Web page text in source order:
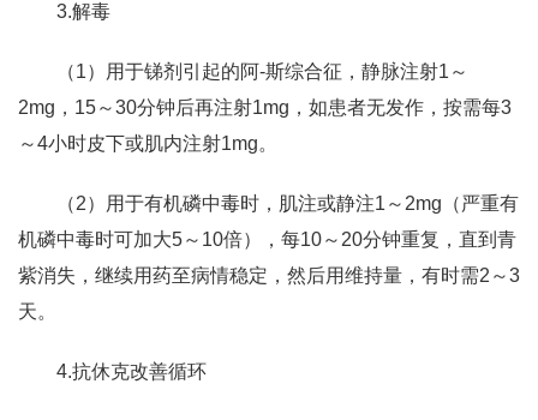
3.解毒
（1）用于锑剂引起的阿-斯综合征，静脉注射1～
2mg，15～30分钟后再注射1mg，如患者无发作，按需每3
～4小时皮下或肌内注射1mg。
（2）用于有机磷中毒时，肌注或静注1～2mg（严重有
机磷中毒时可加大5～10倍），每10～20分钟重复，直到青
紫消失，继续用药至病情稳定，然后用维持量，有时需2～3
天。
4.抗休克改善循环